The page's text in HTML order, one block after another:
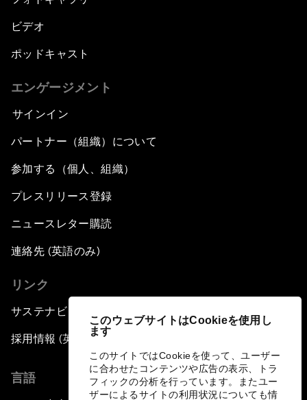
このウェブサイトはCookieを使用し
ます
このサイトではCookieを使って、ユーザー
に合わせたコンテンツや広告の表示、トラ
フィックの分析を行っています。またユー
ザーによるサイトの利用状況についても情
ビデオ
ポッドキャスト
エンゲージメント
サインイン
パートナー（組織）について
参加する（個人、組織）
プレスリリース登録
ニュースレター購読
連絡先 (英語のみ)
リンク
サステナビリティへの取り組み
採用情報 (英語のみ)
言語